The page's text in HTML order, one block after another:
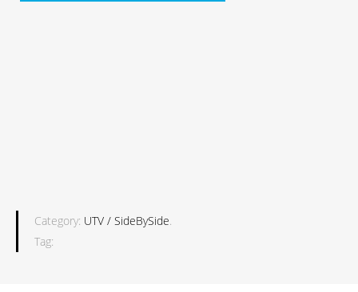
Category: UTV / SideBySide.
Tag: